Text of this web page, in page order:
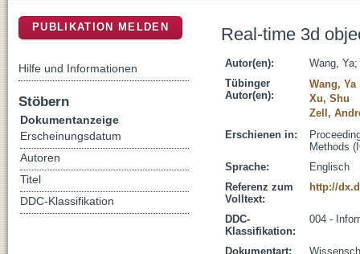
Real-time 3d
Autor(en): Wang, Ya;
Tübinger
Autor(en):
Wang, Ya
Xu, Shu
Zell,
Erschienen in:
Methods
Sprache:
Englisch
Referenz zum
Volltext:
http://
DDC-
Klassifikation:
004 -
Dokumentart:
PUBLIKATION MELDEN
Hilfe und Informationen
Stöbern
Dokumentanzeige
Erscheinungsdatum
Autoren
Titel
DDC-Klassifikation